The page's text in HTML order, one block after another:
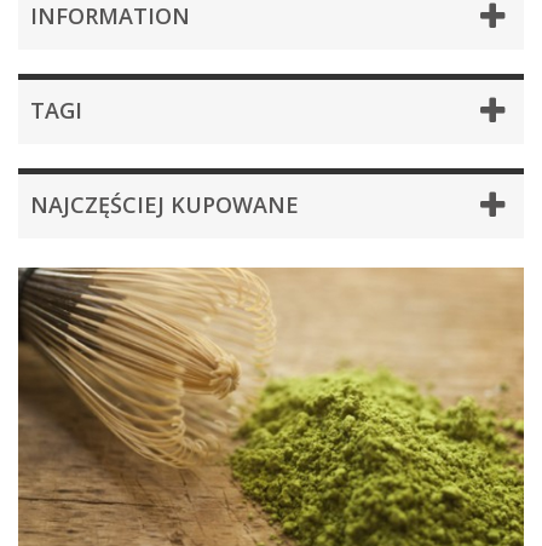
INFORMATION
TAGI
NAJCZĘŚCIEJ KUPOWANE